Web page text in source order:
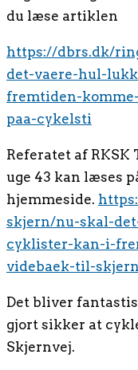
du læse artiklen
https://dbrs.dk/
det-vaere-hul-
fremtiden-
paa-cykelsti
Referatet af RKSK
uge 43 kan læses
hjemmeside.
skjern/nu-skal-
cyklister-kan-i-
videbaek-til-
Det bliver
gjort sikker at
Skjernvej.